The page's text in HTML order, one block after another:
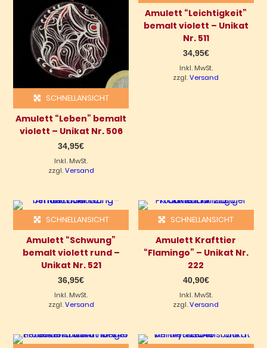
SCHNELLANSICHT
Amulett “Leben” bemalt
violett – Unikat Nr. 506
34,95€
Inkl. MwSt.
zzgl.Versand
Amulett “Leichtigkeit”
bemalt violett – Unikat
Nr. 511
34,95€
Inkl. MwSt.
zzgl.Versand
SCHNELLANSICHT
Amulett “Schwung”
bemalt violett rund –
Unikat Nr. 521
36,95€
Inkl. MwSt.
zzgl.Versand
SCHNELLANSICHT
Amulett Krafttier
“Flamingo” – Unikat Nr.
222
40,90€
Inkl. MwSt.
zzgl.Versand